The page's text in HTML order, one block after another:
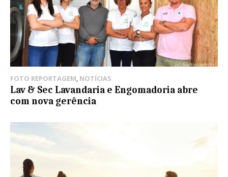
FOTO REPORTAGEM, NOTÍCIAS
Lav & Sec Lavandaria e Engomadoria abre
com nova gerência